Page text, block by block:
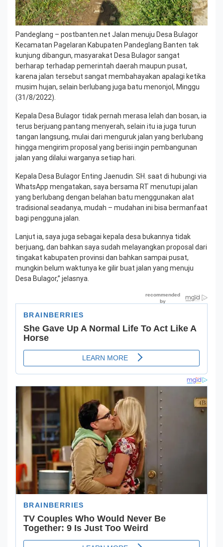
Pandeglang – postbanten.net Jalan menuju Desa Bulagor
Kecamatan Pagelaran Kabupaten Pandeglang Banten tak
kunjung dibangun, masyarakat Desa Bulagor sangat
berharap terhadap pemerintah daerah maupun pusat,
karena jalan tersebut sangat membahayakan apalagi ketika
musim hujan, selain berlubang juga batu menonjol, Minggu
(31/8/2022).
Kepala Desa Bulagor tidak pernah merasa lelah dan bosan, ia
terus berjuang pantang menyerah, selain itu ia juga turun
tangan langsung, mulai dari menguruk jalan yang berlubang
hingga mengirim proposal yang berisi ingin pembangunan
jalan yang dilalui warganya setiap hari.
Kepala Desa Bulagor Enting Jaenudin. SH. saat di hubungi via
WhatsApp mengatakan, saya bersama RT menutupi jalan
yang berlubang dengan belahan batu menggunakan alat
tradisional seadanya, mudah – mudahan ini bisa bermanfaat
bagi pengguna jalan.
Lanjut ia, saya juga sebagai kepala desa bukannya tidak
berjuang, dan bahkan saya sudah melayangkan proposal dari
tingakat kabupaten provinsi dan bahkan sampai pusat,
mungkin belum waktunya ke gilir buat jalan yang menuju
Desa Bulagor,” jelasnya.